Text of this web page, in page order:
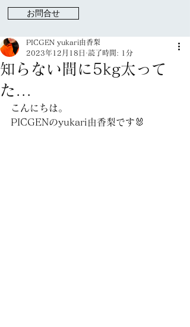
お問合せ
知らない間に5kg太って
た...
PICGEN yukari由香梨
2023年12月18日
読了時間: 1分
こんにちは。
PICGENのyukari由香梨です🐰